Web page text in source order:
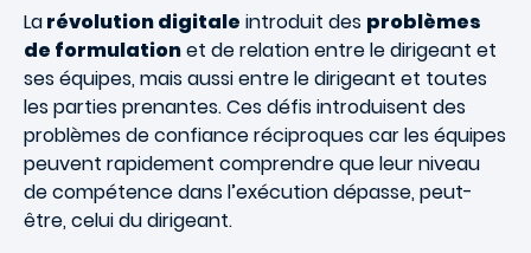
Larévolution digitale introduit des problèmes
de formulationet de relation entre le dirigeant et
ses équipes, mais aussi entre le dirigeant et toutes
les parties prenantes. Ces défis introduisent des
problèmes de confiance réciproques car les équipes
peuvent rapidement comprendre que leur niveau
de compétence dans l’exécution dépasse, peut-
être, celui du dirigeant.